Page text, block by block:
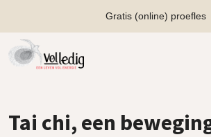
Gratis (online) proefles
Tai chi, een